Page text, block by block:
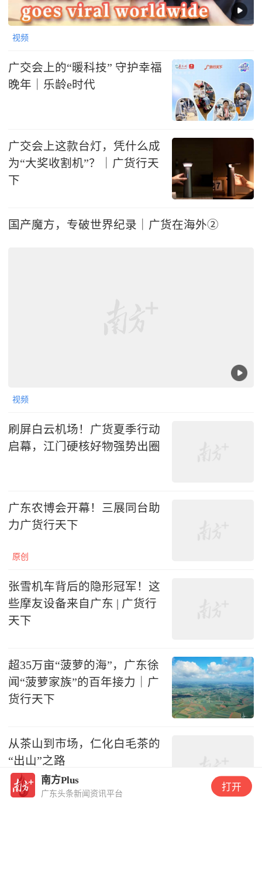
视频
广交会上的“暖科技” 守护幸福
晚年｜乐龄e时代
广交会上这款台灯，凭什么成
为“大奖收割机”？｜广货行天
下
国产魔方，专破世界纪录｜广货在海外②
视频
刷屏白云机场！广货夏季行动
启幕，江门硬核好物强势出圈
广东农博会开幕！三展同台助
力广货行天下
原创
张雪机车背后的隐形冠军！这
些摩友设备来自广东 | 广货行
天下
超35万亩“菠萝的海”，广东徐
闻“菠萝家族”的百年接力｜广
货行天下
从茶山到市场，仁化白毛茶的
“出山”之路
南方Plus
广东头条新闻资讯平台
打开